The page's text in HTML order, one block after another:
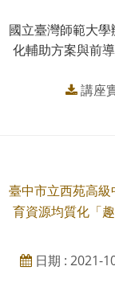
國立臺灣師範大
化輔助方案與前
講座
臺中市立西苑高
育資源均質化「
日期 : 2021-